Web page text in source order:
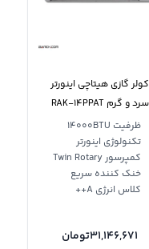
کولر گازی هیتاچی اینورتر
سرد و گرم RAK-14PPAT
Hitachi 14000BTU
ظرفیت 14000BTU
تکنولوژی اینورتر
کمپرسور Twin Rotary
خنک کننده سریع
کلاس انرژی A++
31,146,671تومان